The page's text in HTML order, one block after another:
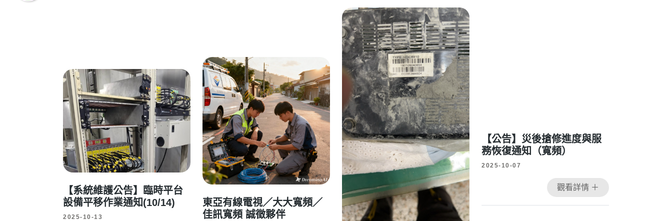
【系統維護公告】臨時平台
設備平移作業通知(10/14)
2025-10-13
東亞有線電視／大大寬頻／
佳訊寬頻 誠徵夥伴
【公告】災後搶修進度與服
務恢復通知（寬頻）
2025-10-07
觀看詳情 ＋